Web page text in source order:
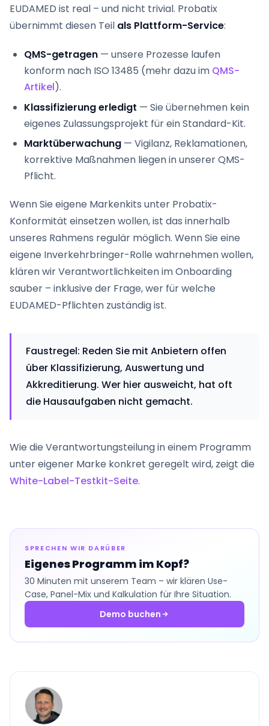
EUDAMED ist real – und nicht trivial. Probatix
übernimmt diesen Teil als Plattform-Service:
QMS-getragen — unsere Prozesse laufen
konform nach ISO 13485 (mehr dazu im QMS-
Artikel).
Klassifizierung erledigt — Sie übernehmen kein
eigenes Zulassungsprojekt für ein Standard-Kit.
Marktüberwachung — Vigilanz, Reklamationen,
korrektive Maßnahmen liegen in unserer QMS-
Pflicht.
Wenn Sie eigene Markenkits unter Probatix-
Konformität einsetzen wollen, ist das innerhalb
unseres Rahmens regulär möglich. Wenn Sie eine
eigene Inverkehrbringer-Rolle wahrnehmen wollen,
klären wir Verantwortlichkeiten im Onboarding
sauber – inklusive der Frage, wer für welche
EUDAMED-Pflichten zuständig ist.
Faustregel: Reden Sie mit Anbietern offen
über Klassifizierung, Auswertung und
Akkreditierung. Wer hier ausweicht, hat oft
die Hausaufgaben nicht gemacht.
Wie die Verantwortungsteilung in einem Programm
unter eigener Marke konkret geregelt wird, zeigt die
White-Label-Testkit-Seite.
SPRECHEN WIR DARÜBER
Eigenes Programm im Kopf?
30 Minuten mit unserem Team – wir klären Use-
Case, Panel-Mix und Kalkulation für Ihre Situation.
Demo buchen